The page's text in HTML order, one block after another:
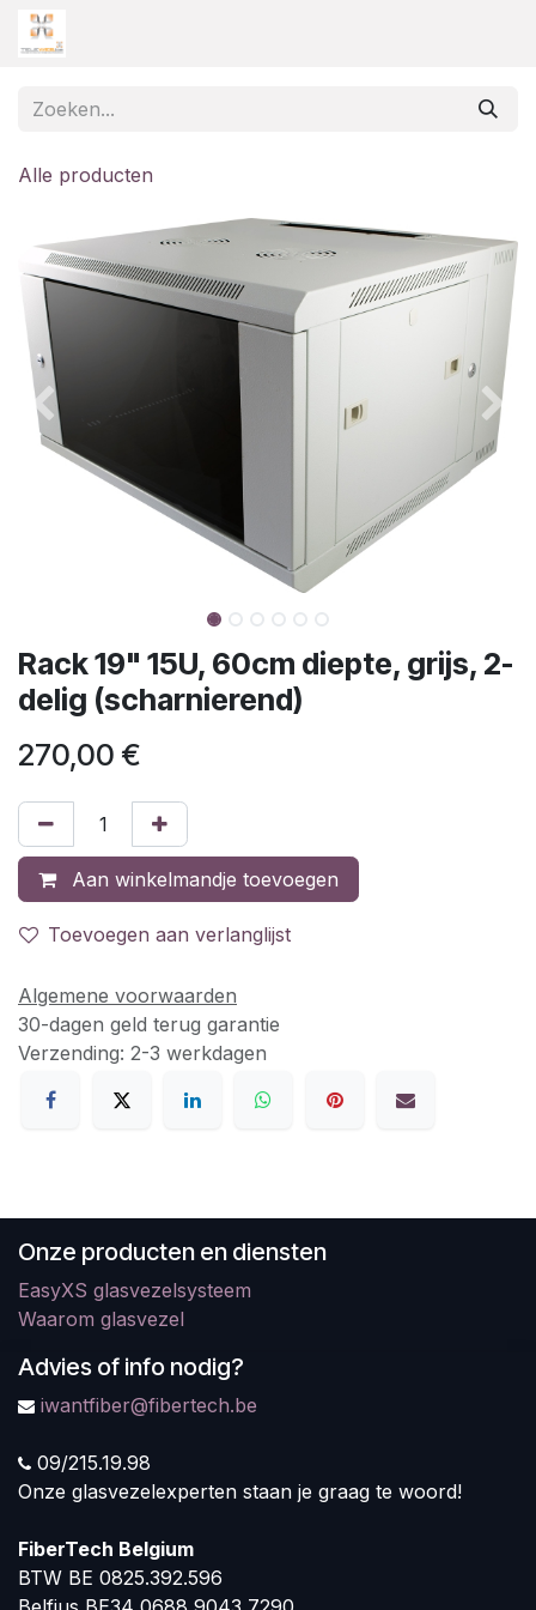
Overslaan naar inhoud
Alle producten
Rack 19" 15U, 60cm diepte, grijs, 2-
delig (scharnierend)
270,00 €
Aan winkelmandje toevoegen
Toevoegen aan verlanglijst
Algemene voorwaarden
30-dagen geld terug garantie
Verzending: 2-3 werkdagen
Onze producten en diensten
EasyXS glasvezelsysteem
Waarom glasvezel
Advies of info nodig?
iwantfiber@fibertech.be
09/215.19.98
Onze glasvezelexperten staan je graag te woord!
FiberTech Belgium
BTW BE 0825.392.596